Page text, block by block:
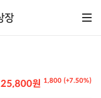
1,800 (+7.50%)
25,800원